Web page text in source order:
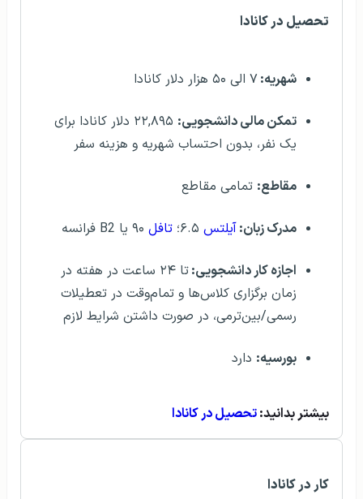
تحصیل در کانادا
شهریه: ۷ الی ۵۰ هزار دلار کانادا
تمکن مالی دانشجویی:
۲۲,۸۹۵ دلار کانادا برای
یک نفر، بدون احتساب شهریه و هزینه سفر
مقاطع: تمامی مقاطع
مدرک زبان:آیلتس تافل
اجازه کار دانشجویی:
تا ۲۴ ساعت در هفته در
زمان برگزاری کلاس‌ها و تمام‌وقت در تعطیلات
رسمی/بین‌ترمی، در صورت داشتن شرایط لازم
بورسیه: دارد
بیشتر بدانید:تحصیل در کانادا
کار در کانادا